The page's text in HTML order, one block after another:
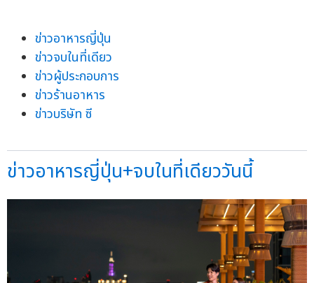
ข่าวอาหารญี่ปุ่น
ข่าวจบในที่เดียว
ข่าวผู้ประกอบการ
ข่าวร้านอาหาร
ข่าวบริษัท ซี
ข่าวอาหารญี่ปุ่น+จบในที่เดียววันนี้